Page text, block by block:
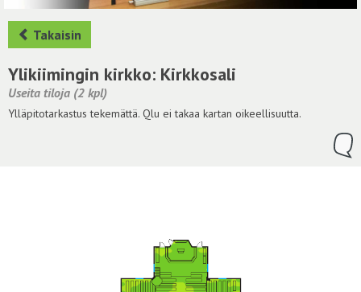
Hae ehdotuksia
Käyttöohje
Yhteydenottopyyntö
Takaisin
Ylikiimingin kirkko: Kirkkosali
Useita tiloja (2 kpl)
Ylläpitotarkastus tekemättä. Qlu ei takaa kartan oikeellisuutta.